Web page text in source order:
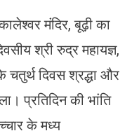
मंदिर, बूढ़ी का
श्री रुद्र महायज्ञ,
चतुर्थ दिवस श्रद्धा और
प्रतिदिन की भांति
के मध्य